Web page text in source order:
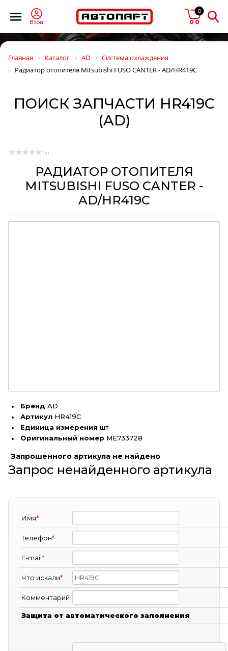
Вход
0
Главная Каталог AD
Система охлаждения
Радиатор отопителя Mitsubishi FUSO CANTER - AD/HR419C
ПОИСК ЗАПЧАСТИ HR419C
(AD)
( 0 )
РАДИАТОР ОТОПИТЕЛЯ
MITSUBISHI FUSO CANTER -
AD/HR419C
Бренд AD
Артикул HR419C
Единица измерения шт
Оригинальный номер ME733728
Запрошенного артикула не найдено
Запрос ненайденного артикула
Имя*
Телефон*
E-mail*
Что искали*
Комментарий
Защита от автоматического заполнения